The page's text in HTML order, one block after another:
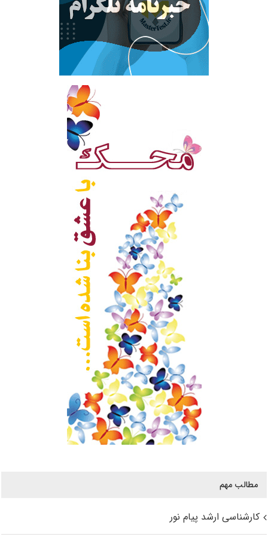
مطالب مهم
کارشناسی ارشد پیام نور